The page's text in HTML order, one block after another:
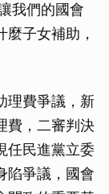
我們的國會
子女補助，
理費爭議，新
費，二審判決
任民進黨立委
陷爭議，國會